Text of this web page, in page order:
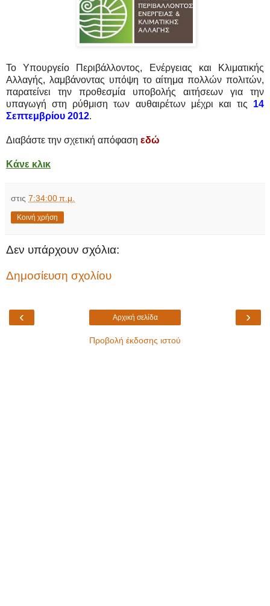
Το Υπουργείο Περιβάλλοντος, Ενέργειας και Κλιματικής
Αλλαγής, λαμβάνοντας υπόψη το αίτημα πολλών πολιτών,
παρατείνει την προθεσμία υποβολής αιτήσεων για την
υπαγωγή στη ρύθμιση των αυθαιρέτων μέχρι και τις 14
Σεπτεμβρίου 2012.
Διαβάστε την σχετική απόφαση εδώ
Κάνε κλικ
στις 7:34:00 π.μ.
Κοινή χρήση
Δεν υπάρχουν σχόλια:
Δημοσίευση σχολίου
‹ ›
Αρχική σελίδα
Προβολή έκδοσης ιστού